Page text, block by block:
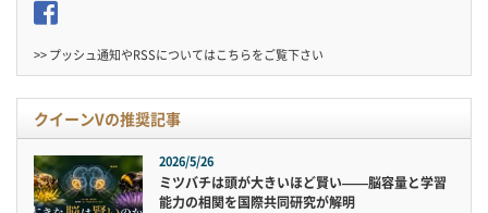
>> プッシュ通知やRSSについてはこちらをご覧下さい
クイーンVの推奨記事
2026/5/26
ミツバチは頭が大きいほど賢い——脳容量と学習
能力の相関を国際共同研究が解明